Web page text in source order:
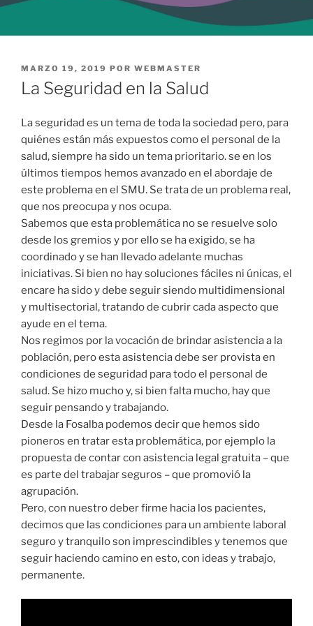
PUBLICADO
EL
MARZO 19, 2019 POR WEBMASTER
La Seguridad en la Salud
La seguridad es un tema de toda la sociedad pero, para
quiénes están más expuestos como el personal de la
salud, siempre ha sido un tema prioritario. se en los
últimos tiempos hemos avanzado en el abordaje de
este problema en el SMU. Se trata de un problema real,
que nos preocupa y nos ocupa.
Sabemos que esta problemática no se resuelve solo
desde los gremios y por ello se ha exigido, se ha
coordinado y se han llevado adelante muchas
iniciativas. Si bien no hay soluciones fáciles ni únicas, el
encare ha sido y debe seguir siendo multidimensional
y multisectorial, tratando de cubrir cada aspecto que
ayude en el tema.
Nos regimos por la vocación de brindar asistencia a la
población, pero esta asistencia debe ser provista en
condiciones de seguridad para todo el personal de
salud. Se hizo mucho y, si bien falta mucho, hay que
seguir pensando y trabajando.
Desde la Fosalba podemos decir que hemos sido
pioneros en tratar esta problemática, por ejemplo la
propuesta de contar con asistencia legal gratuita – que
es parte del trabajar seguros – que promovió la
agrupación.
Pero, con nuestro deber firme hacia los pacientes,
decimos que las condiciones para un ambiente laboral
seguro y tranquilo son imprescindibles y tenemos que
seguir haciendo camino en esto, con ideas y trabajo,
permanente.